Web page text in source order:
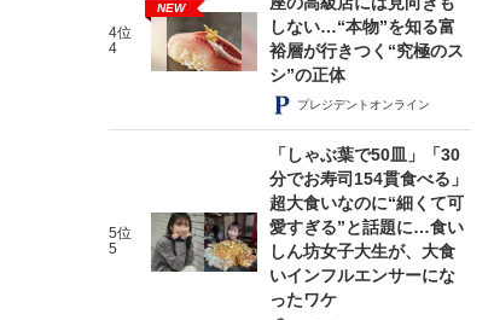
4位
4
NEW
しない…“本物”を知る富
裕層が行きつく“究極のス
シ”の正体
プレジデントオンライン
5位
5
「しゃぶ葉で50皿」「30
分でお寿司154貫食べる」
超大食いなのに“細くて可
愛すぎる”と話題に…食い
しん坊女子大生が、大食
いインフルエンサーにな
ったワケ